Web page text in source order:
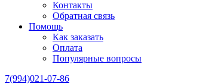
Контакты
Обратная связь
Помощь
Как заказать
Оплата
Популярные вопросы
7(994)021-07-86